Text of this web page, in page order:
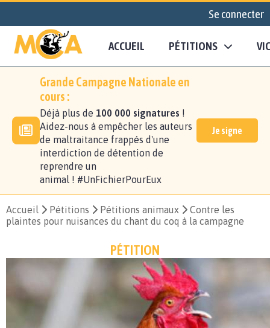
Se connecter
ACCUEIL PÉTITIONS
Grande Campagne Nationale en
cours :
Déjà plus de 100 000 signatures !
Aidez-nous à empêcher les auteurs
de maltraitance frappés d'une
interdiction de détention de
reprendre un
animal ! #UnFichierPourEux
Je signe
Accueil Pétitions Pétitions animaux
Contre les
plaintes pour nuisances du chant du coq à la campagne
PÉTITION